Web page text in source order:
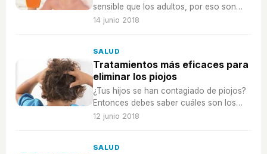
sensible que los adultos, por eso son
más vulnerables a los rayos del sol.
14 junio 2018
SALUD
Tratamientos más eficaces para
eliminar los piojos
¿Tus hijos se han contagiado de piojos?
Entonces debes saber cuáles son los
tratamientos más eficaces.
12 junio 2018
SALUD